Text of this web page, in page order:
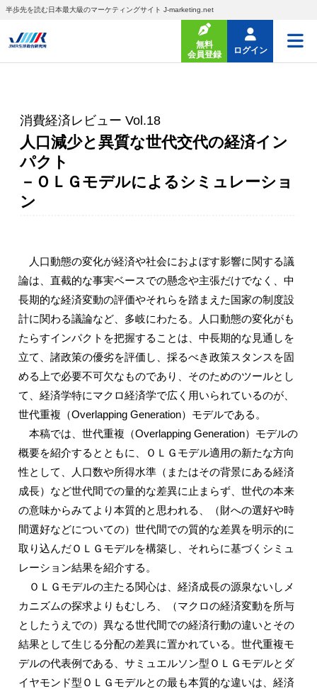
半歩先を読む日本最大級のマーケティングサイト J-marketing.net
無料
会員登録
ログイン
消費経済レビュー Vol.18
人口減少と異質な世代交代の経済イン
パクト
－ＯＬＧモデルによるシミュレーショ
ン
人口動態の変化が経済や社会におよぼす影響に関する議
論は、直截的な事実ベースでの懸念や主張だけでなく、中
長期的な経済変動の評価やそれらを踏まえた国家の制度設
計に関わる議論など、多岐にわたる。人口動態の変化がも
たらすインパクトを把握することは、中長期的な見通しを
立て、諸政策の優劣を評価し、採るべき政策スタンスを固
める上で必要不可欠なものであり、そのためのツールとし
て、経済学特にマクロ経済学で広く用いられているのが、
世代重複（Overlapping Generation）モデルである。
本稿では、世代重複（Overlapping Generation）モデルの
概要を紹介するとともに、ＯＬＧモデル適用の新たな方向
性として、人口数や所得水準（またはその背景にある経済
成長）など世代間での量的な差異に止まらず、世代の本来
の意味からみてより本質的と思われる、（財への選好や時
間選好などについての）世代間での質的な差異を明示的に
取り込んだＯＬＧモデルを構築し、それらに基づくシミュ
レーション結果を紹介する。
ＯＬＧモデルの主たる関心は、経済成長の源泉ないしメ
カニズムの探求よりもむしろ、（マクロの経済変動を所与
としたうえでの）異なる世代間での経済行動の違いとその
結果として生じる分配の差異に置かれている。世代重複モ
デルの代表例である、サミュエルソン型ＯＬＧモデルとダ
イヤモンド型ＯＬＧモデルとの最も本質的な違いは、経済